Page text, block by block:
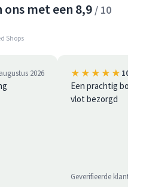
met een 8,9 / 10
Shops
2026 ★★★★★ 10/10
Een prachtig
vlot bezorgd
Geverifieerde klant